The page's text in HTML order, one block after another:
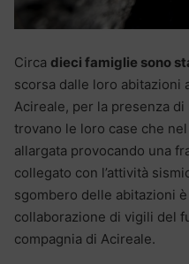
Circa dieci famiglie sono
scorsa dalle loro abitazioni
Acireale, per la presenza
trovano le loro case che
allargata provocando una
collegato con l’attività
sgombero delle abitazioni
collaborazione di vigili del
compagnia di Acireale.